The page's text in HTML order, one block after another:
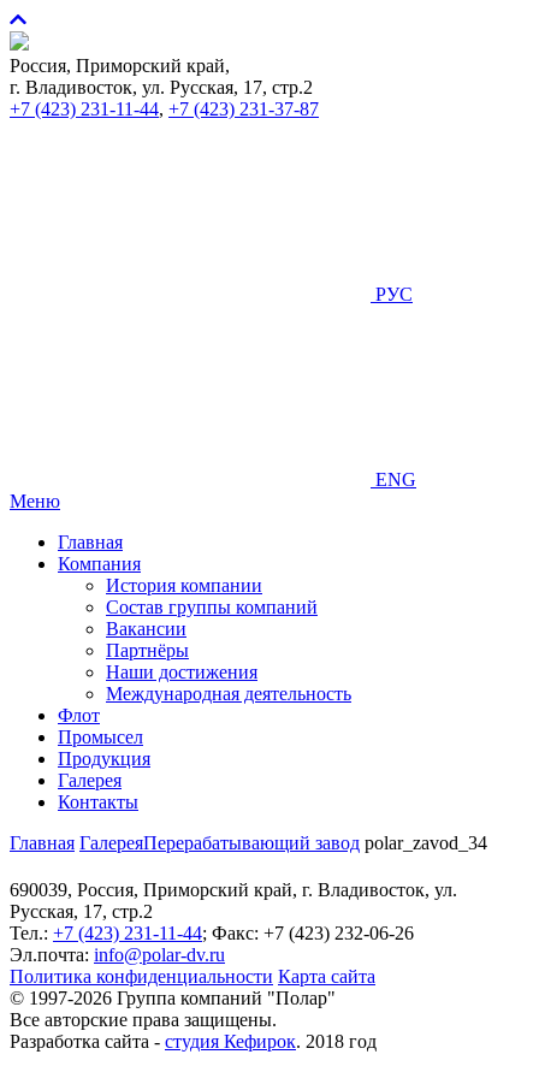
Россия, Приморский край,
г. Владивосток, ул. Русская, 17, стр.2
+7 (423) 231-11-44, +7 (423) 231-37-87
РУС
ENG
Меню
Главная
Компания
История компании
Состав группы компаний
Вакансии
Партнёры
Наши достижения
Международная деятельность
Флот
Промысел
Продукция
Галерея
Контакты
Главная ГалереяПерерабатывающий завод polar_zavod_34
690039, Россия, Приморский край, г. Владивосток, ул.
Русская, 17, стр.2
Тел.: +7 (423) 231-11-44; Факс: +7 (423) 232-06-26
Эл.почта: info@polar-dv.ru
Политика конфиденциальности Карта сайта
© 1997-2026 Группа компаний "Полар"
Все авторские права защищены.
Разработка сайта - студия Кефирок. 2018 год